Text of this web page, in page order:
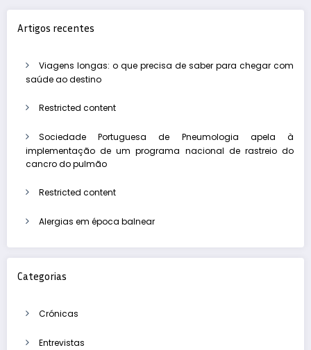
Artigos recentes
Viagens longas: o que precisa de saber para chegar com
saúde ao destino
Restricted content
Sociedade Portuguesa de Pneumologia apela à
implementação de um programa nacional de rastreio do
cancro do pulmão
Restricted content
Alergias em época balnear
Categorias
Crónicas
Entrevistas